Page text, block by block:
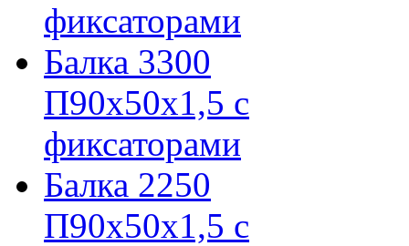
фиксаторами
Балка 3300
П90х50х1,5 с
фиксаторами
Балка 2250
П90х50х1,5 с